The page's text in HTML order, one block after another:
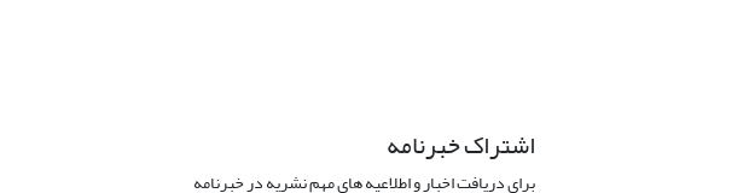
اشتراک خبرنامه
برای دریافت اخبار و اطلاعیه های مهم نشریه در خبرنامه